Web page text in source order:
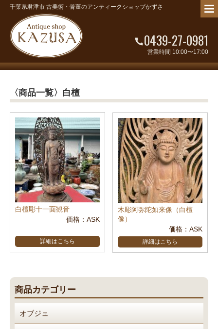
千葉県君津市 古美術・骨董のアンティークショップかずさ
0439-27-0981
営業時間 10:00〜17:00
〈商品一覧〉白檀
白檀彫十一面観音
価格：ASK
詳細はこちら
木彫阿弥陀如来像（白檀
像）
価格：ASK
詳細はこちら
商品カテゴリー
オブジェ